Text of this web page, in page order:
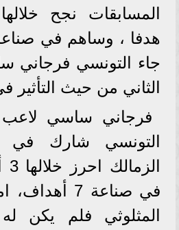
جاء التونسي فرجاني
الثاني من حيث التأثير
فرجاني ساسي لاعب
في صناعة 7
المثلوثي فلم يكن